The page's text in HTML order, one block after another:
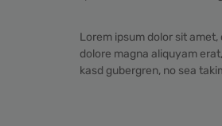
Lorem ipsum dolor sit
dolore magna aliquyam
kasd gubergren, no sea